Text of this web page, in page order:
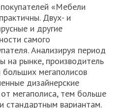
«Мебели
Двух- и
и другие
самого
Анализируя период
на рынке, производитель
мегаполисов
дизайнерские
мегаполиса, тем больше
стандартным вариантам.